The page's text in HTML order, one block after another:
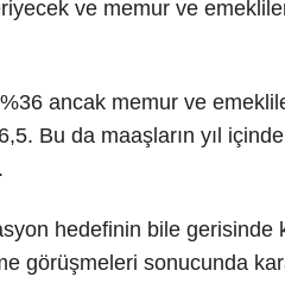
ve memur ve
ancak memur ve
Bu da maaşların yıl
hedefinin bile gerisinde
görüşmeleri sonucunda